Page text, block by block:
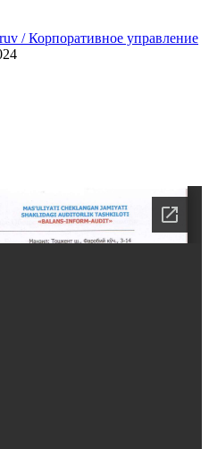
/ Корпоративное управление